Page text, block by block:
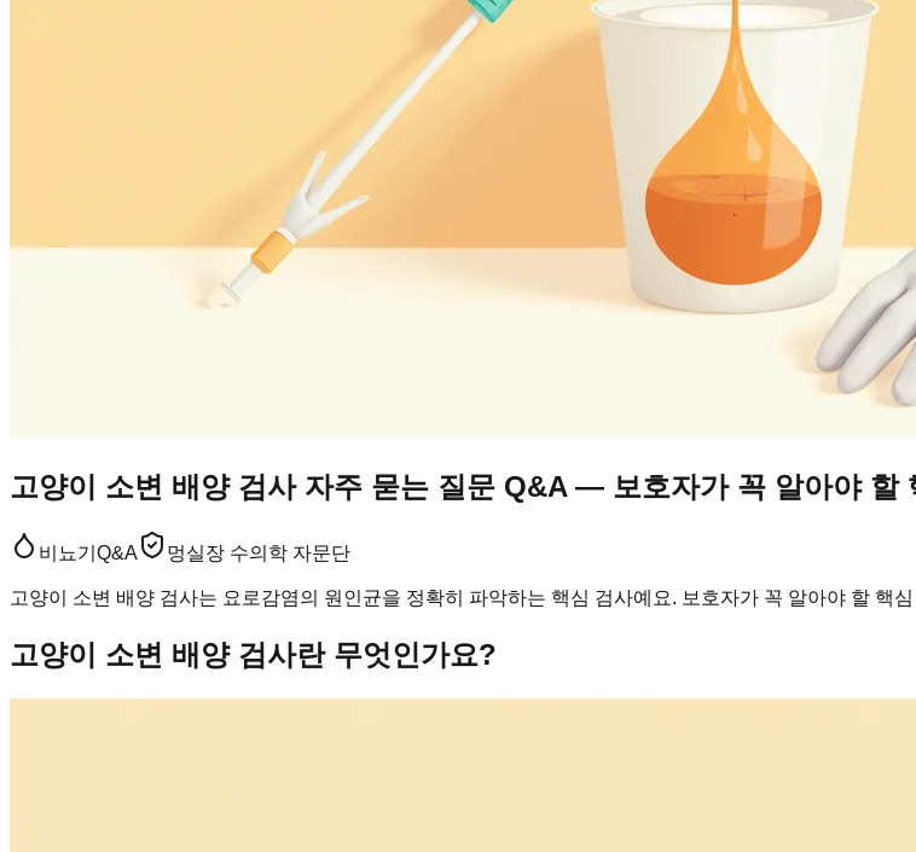
고양이 소변 배양 검사 자주 묻는 질문 Q&A — 보호자가 꼭 알아야 할
비뇨기 Q&A 멍실장 수의학 자문단
고양이 소변 배양 검사는 요로감염의 원인균을 정확히 파악하는 핵심 검사예요. 보호자가 꼭 알아야 할 핵
고양이 소변 배양 검사란 무엇인가요?